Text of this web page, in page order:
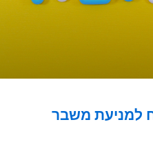
למניעת משבר